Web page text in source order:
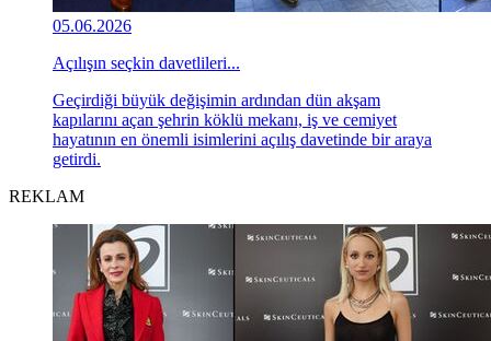
05.06.2026
Açılışın seçkin davetlileri...
Geçirdiği büyük değişimin ardından dün akşam
kapılarını açan şehrin köklü mekanı, iş ve cemiyet
hayatının en önemli isimlerini açılış davetinde bir araya
getirdi.
REKLAM